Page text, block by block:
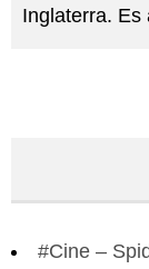
Inglaterra. Es
#Cine –